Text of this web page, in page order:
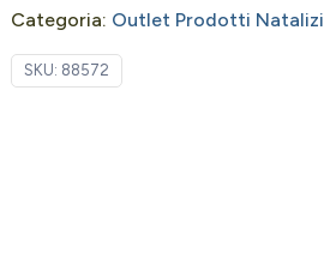
Categoria: Outlet Prodotti Natalizi
SKU: 88572